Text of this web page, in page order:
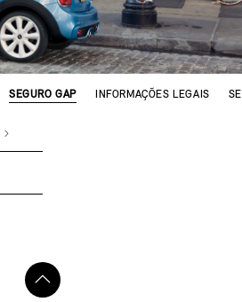
SEGURO GAP INFORMAÇÕES LEGAIS